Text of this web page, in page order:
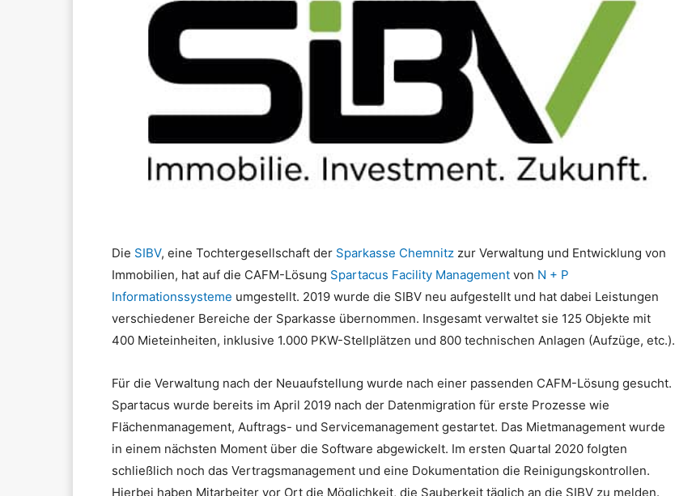
Die SIBV, eine Tochtergesellschaft der Sparkasse Chemnitz zur Verwaltung und Entwicklung von
Immobilien, hat auf die CAFM-Lösung Spartacus Facility Management von N + P
Informationssysteme umgestellt. 2019 wurde die SIBV neu aufgestellt und hat dabei Leistungen
verschiedener Bereiche der Sparkasse übernommen. Insgesamt verwaltet sie 125 Objekte mit
400 Mieteinheiten, inklusive 1.000 PKW-Stellplätzen und 800 technischen Anlagen (Aufzüge, etc.).
Für die Verwaltung nach der Neuaufstellung wurde nach einer passenden CAFM-Lösung gesucht.
Spartacus wurde bereits im April 2019 nach der Datenmigration für erste Prozesse wie
Flächenmanagement, Auftrags- und Servicemanagement gestartet. Das Mietmanagement wurde
in einem nächsten Moment über die Software abgewickelt. Im ersten Quartal 2020 folgten
schließlich noch das Vertragsmanagement und eine Dokumentation die Reinigungskontrollen.
Hierbei haben Mitarbeiter vor Ort die Möglichkeit, die Sauberkeit täglich an die SIBV zu melden.